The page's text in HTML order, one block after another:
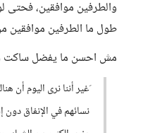
والطرفين موافقين،
طول ما الطرفين موافقين
مش احسن ما يفضل ساكت
َغير أننا نرى اليوم أن
نسائهم في الإنفاق